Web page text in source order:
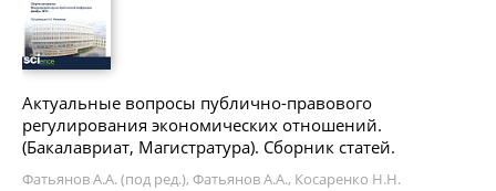
Актуальные вопросы публично-правового
регулирования экономических отношений.
(Бакалавриат, Магистратура). Сборник статей.
Фатьянов А.А. (под ред.), Фатьянов А.А., Косаренко Н.Н.